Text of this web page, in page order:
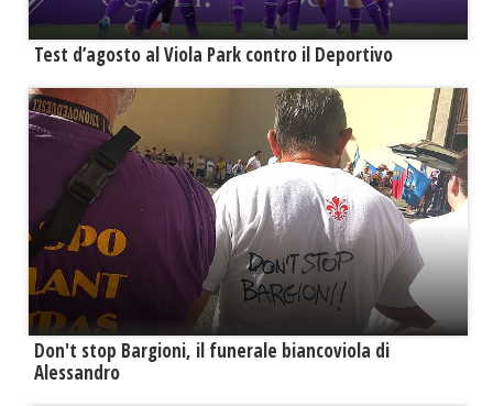
Test d’agosto al Viola Park contro il Deportivo
Don't stop Bargioni, il funerale biancoviola di
Alessandro